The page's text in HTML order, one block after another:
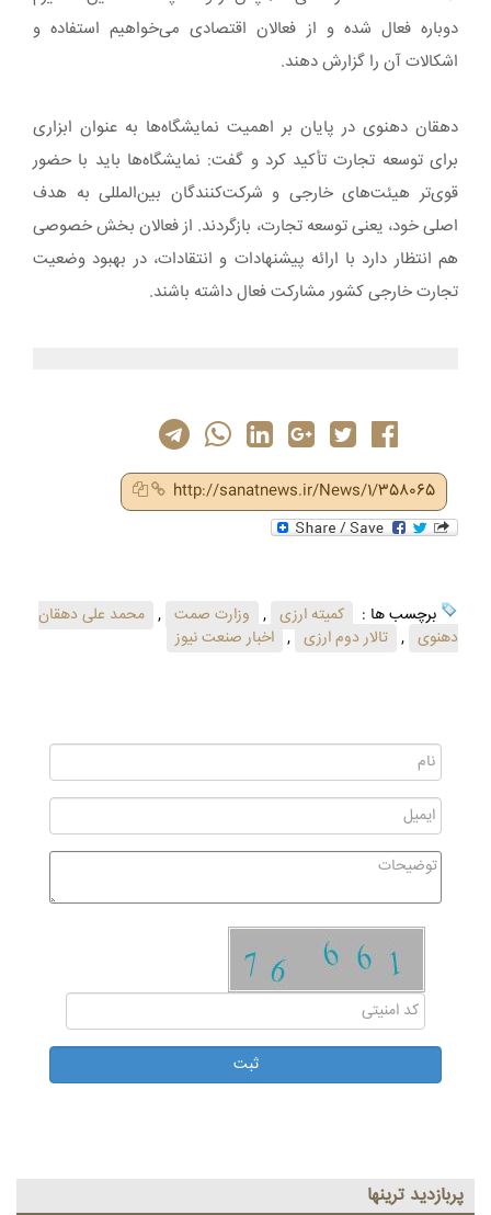
دوباره فعال شده و از فعالان اقتصادی می‌خواهیم استفاده و
اشکالات آن را گزارش دهند.
دهقان دهنوی در پایان بر اهمیت نمایشگاه‌ها به عنوان ابزاری
برای توسعه تجارت تأکید کرد و گفت: نمایشگاه‌ها باید با حضور
قوی‌تر هیئت‌های خارجی و شرکت‌کنندگان بین‌المللی به هدف
اصلی خود، یعنی توسعه تجارت، بازگردند. از فعالان بخش خصوصی
هم انتظار دارد با ارائه پیشنهادات و انتقادات، در بهبود وضعیت
تجارت خارجی کشور مشارکت فعال داشته باشند.
http://sanatnews.ir/News/1/358065
برچسب ها : کمیته ارزی , وزارت صمت , محمد علی دهقان
دهنوی , تالار دوم ارزی , اخبار صنعت نیوز
پربازديد ترينها